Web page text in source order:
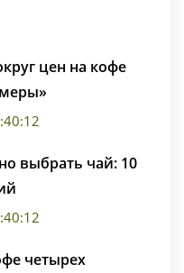
цен на кофе
выбрать чай: 10
четырех